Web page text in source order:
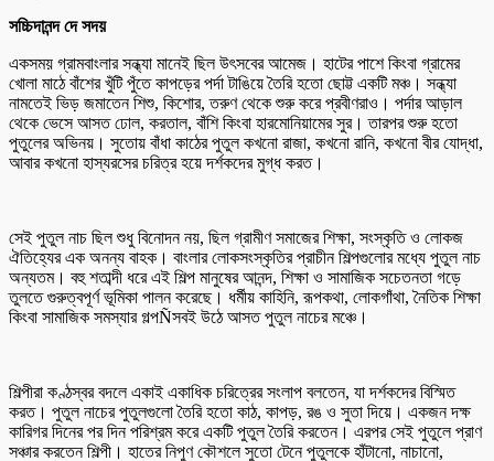
সচ্চিদানন্দ দে সদয়
একসময় গ্রামবাংলার সন্ধ্যা মানেই ছিল উৎসবের আমেজ। হাটের পাশে কিংবা গ্রামের
খোলা মাঠে বাঁশের খুঁটি পুঁতে কাপড়ের পর্দা টাঙিয়ে তৈরি হতো ছোট্ট একটি মঞ্চ। সন্ধ্যা
নামতেই ভিড় জমাতেন শিশু, কিশোর, তরুণ থেকে শুরু করে প্রবীণরাও। পর্দার আড়াল
থেকে ভেসে আসত ঢোল, করতাল, বাঁশি কিংবা হারমোনিয়ামের সুর। তারপর শুরু হতো
পুতুলের অভিনয়। সুতোয় বাঁধা কাঠের পুতুল কখনো রাজা, কখনো রানি, কখনো বীর যোদ্ধা,
আবার কখনো হাস্যরসের চরিত্র হয়ে দর্শকদের মুগ্ধ করত।
সেই পুতুল নাচ ছিল শুধু বিনোদন নয়, ছিল গ্রামীণ সমাজের শিক্ষা, সংস্কৃতি ও লোকজ
ঐতিহ্যের এক অনন্য বাহক। বাংলার লোকসংস্কৃতির প্রাচীন শিল্পগুলোর মধ্যে পুতুল নাচ
অন্যতম। বহু শতাব্দী ধরে এই শিল্প মানুষের আনন্দ, শিক্ষা ও সামাজিক সচেতনতা গড়ে
তুলতে গুরুত্বপূর্ণ ভূমিকা পালন করেছে। ধর্মীয় কাহিনি, রূপকথা, লোকগাঁথা, নৈতিক শিক্ষা
কিংবা সামাজিক সমস্যার গল্পÑসবই উঠে আসত পুতুল নাচের মঞ্চে।
শিল্পীরা কণ্ঠস্বর বদলে একাই একাধিক চরিত্রের সংলাপ বলতেন, যা দর্শকদের বিস্মিত
করত। পুতুল নাচের পুতুলগুলো তৈরি হতো কাঠ, কাপড়, রঙ ও সুতা দিয়ে। একজন দক্ষ
কারিগর দিনের পর দিন পরিশ্রম করে একটি পুতুল তৈরি করতেন। এরপর সেই পুতুলে প্রাণ
সঞ্চার করতেন শিল্পী। হাতের নিপুণ কৌশলে সুতো টেনে পুতুলকে হাঁটানো, নাচানো,